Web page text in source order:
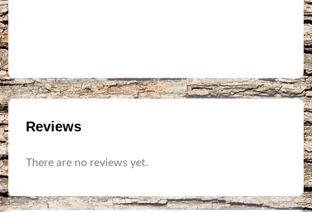
Reviews
There are no reviews yet.